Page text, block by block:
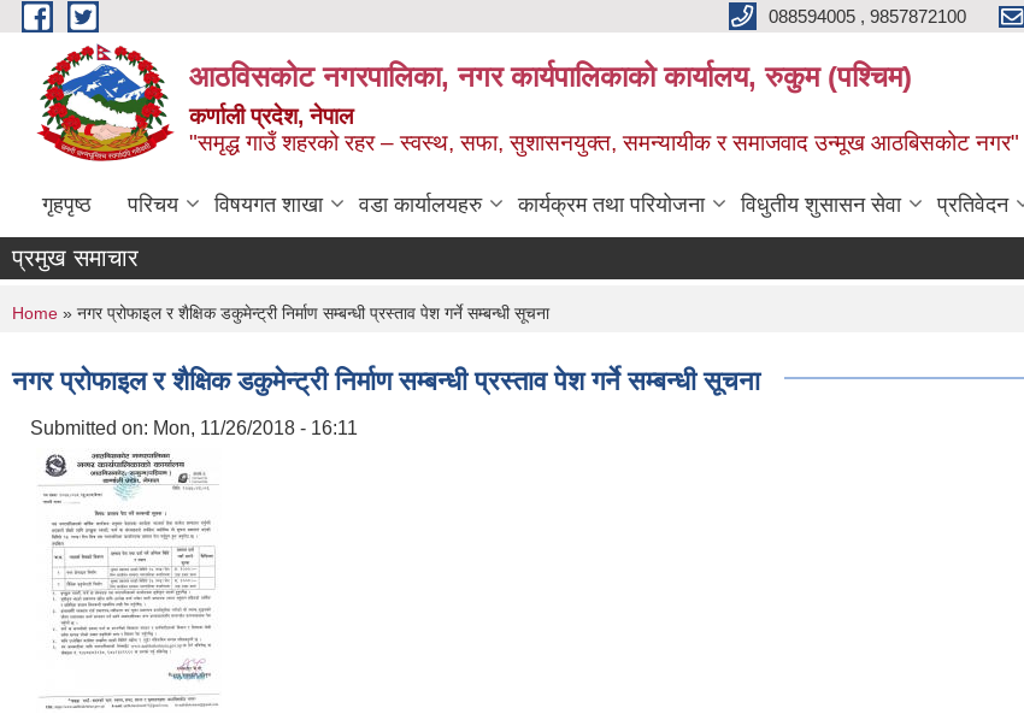
Skip to main content 088594005 , 9857872100
आठविसकोट नगरपालिका, नगर कार्यपालिकाको कार्यालय, रुकुम (पश्चिम)
कर्णाली प्रदेश, नेपाल
"समृद्ध गाउँ शहरको रहर – स्वस्थ, सफा, सुशासनयुक्त, समन्यायीक र समाजवाद उन्मूख आठबिसकोट नगर"
गृहपृष्ठ परिचय विषयगत शाखा वडा कार्यालयहरु कार्यक्रम तथा परियोजना विधुतीय शुसासन सेवा प्रतिवेदन
प्रमुख समाचार
You are here
Home » नगर प्रोफाइल र शैक्षिक डकुमेन्ट्री निर्माण सम्बन्धी प्रस्ताव पेश गर्ने सम्बन्धी सूचना
नगर प्रोफाइल र शैक्षिक डकुमेन्ट्री निर्माण सम्बन्धी प्रस्ताव पेश गर्ने सम्बन्धी सूचना
Submitted on: Mon, 11/26/2018 - 16:11